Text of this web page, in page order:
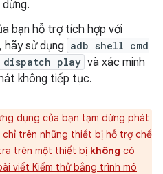
bạn hỗ trợ tích hợp với
, hãy sử dụng adb shell cmd
dispatch play và xác minh
không tiếp tục.
dụng của bạn tạm dừng phát
trên những thiết bị hỗ trợ chế
trên một thiết bị không có
viết Kiểm thử bằng trình mô